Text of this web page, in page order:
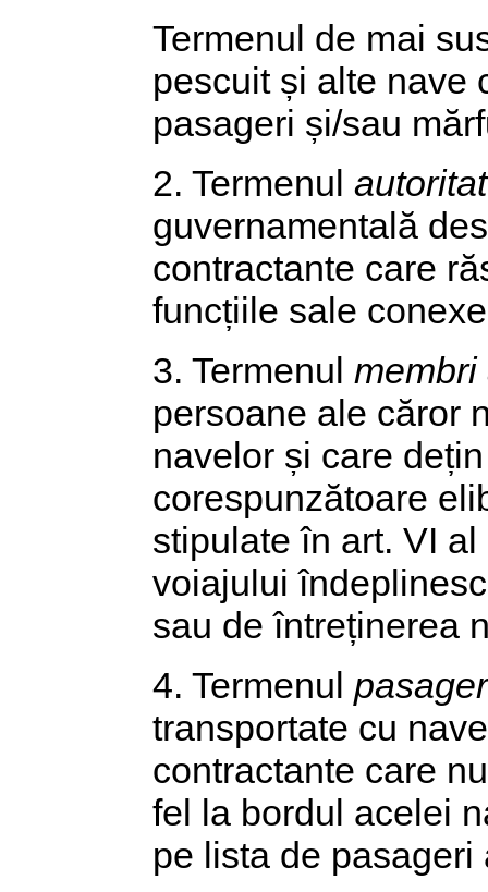
Termenul de mai
pescuit și alte nave
pasageri și/sau
2. Termenul
guvernamentală
contractante care
funcțiile sale
3. Termenul
persoane ale căror
navelor și care
corespunzătoare
stipulate în art. VI
voiajului
sau de întreținerea
4. Termenul
transportate cu
contractante care
fel la bordul acelei
pe lista de